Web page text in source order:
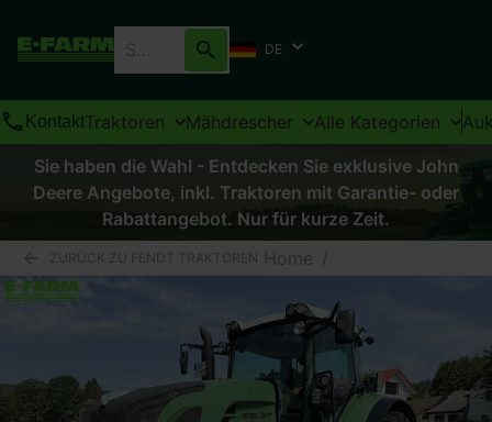
DE
KontaktTraktoren Mähdrescher Alle Kategorien
Sie haben die Wahl - Entdecken Sie exklusive John
Deere Angebote, inkl. Traktoren mit Garantie- oder
Rabattangebot. Nur für kurze Zeit.
ZURÜCK ZU FENDT TRAKTOREN Home /